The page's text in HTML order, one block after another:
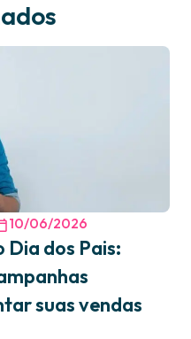
10/06/2026
Dia dos Pais:
suas vendas